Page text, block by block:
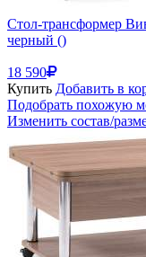
Стол-трансформер
черный ()
18 590
Купить Добавить в
Подобрать похожую
Изменить состав/